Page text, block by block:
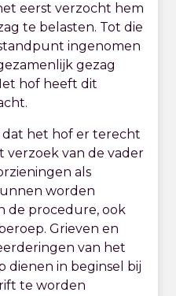
eerst verzocht hem
te belasten. Tot die
ingenomen
gezag
hof heeft dit
dat het hof er terecht
verzoek van de vader
als
worden
de procedure, ook
Grieven en
van het
dienen in beginsel bij
te worden